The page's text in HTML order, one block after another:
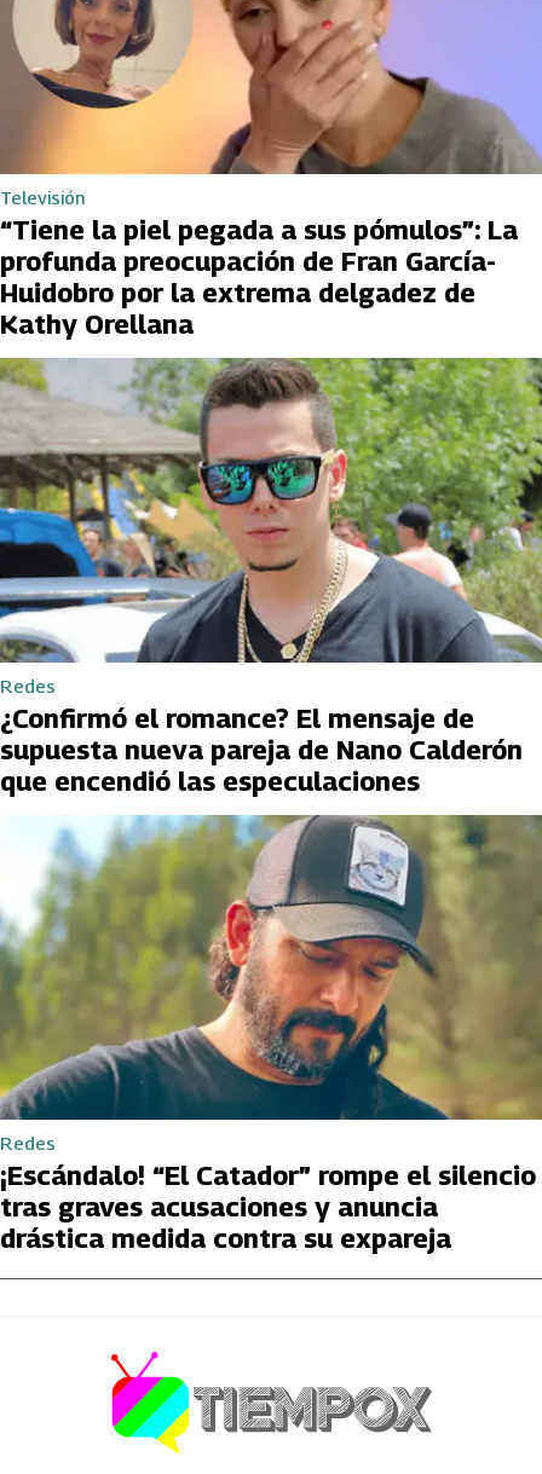
Televisión
“Tiene la piel pegada a sus pómulos”: La
profunda preocupación de Fran García-
Huidobro por la extrema delgadez de
Kathy Orellana
Redes
¿Confirmó el romance? El mensaje de
supuesta nueva pareja de Nano Calderón
que encendió las especulaciones
Redes
¡Escándalo! “El Catador” rompe el silencio
tras graves acusaciones y anuncia
drástica medida contra su expareja